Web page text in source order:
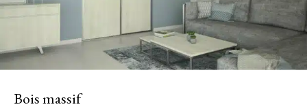
Bois massif